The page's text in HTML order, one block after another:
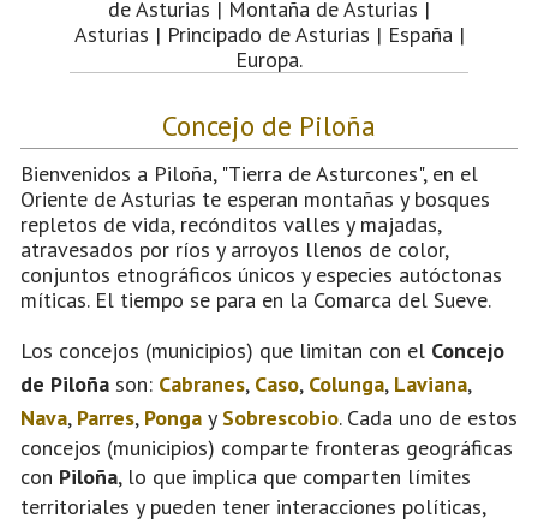
de Asturias | Montaña de Asturias |
Asturias | Principado de Asturias | España |
Europa.
Concejo de Piloña
Bienvenidos a Piloña, "Tierra de Asturcones", en el
Oriente de Asturias te esperan montañas y bosques
repletos de vida, recónditos valles y majadas,
atravesados por ríos y arroyos llenos de color,
conjuntos etnográficos únicos y especies autóctonas
míticas. El tiempo se para en la Comarca del Sueve.
Los concejos (municipios) que limitan con el Concejo
de Piloña son: Cabranes, Caso, Colunga, Laviana,
Nava, Parres, Ponga y Sobrescobio. Cada uno de estos
concejos (municipios) comparte fronteras geográficas
con Piloña, lo que implica que comparten límites
territoriales y pueden tener interacciones políticas,